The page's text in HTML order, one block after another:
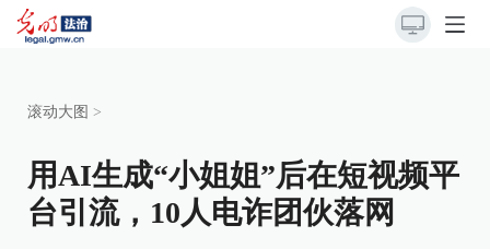
滚动大图 >
用AI生成“小姐姐”后在短视频平
台引流，10人电诈团伙落网